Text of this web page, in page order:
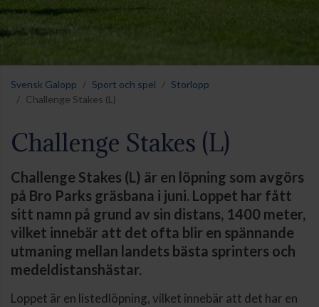
Svensk Galopp Sport och spel
Storlopp
Challenge Stakes (L)
Challenge Stakes (L)
Challenge Stakes (L) är en löpning som avgörs
på Bro Parks gräsbana i juni. Loppet har fått
sitt namn på grund av sin distans, 1400 meter,
vilket innebär att det ofta blir en spännande
utmaning mellan landets bästa sprinters och
medeldistanshästar.
Loppet är en listedlöpning, vilket innebär att det har en